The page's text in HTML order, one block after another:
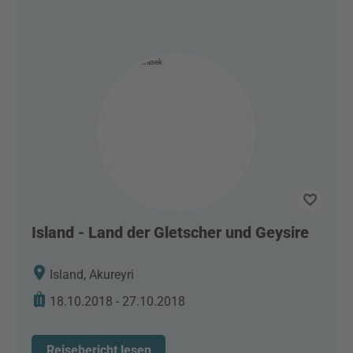
Island - Land der Gletscher und Geysire
Island, Akureyri
18.10.2018 - 27.10.2018